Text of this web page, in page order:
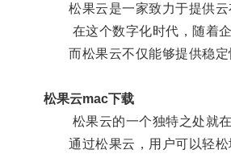
松果云是一家致力于提供云
在这个数字化时代，随着企
而松果云不仅能够提供稳定
松果云mac下载
松果云的一个独特之处就在
通过松果云，用户可以轻松